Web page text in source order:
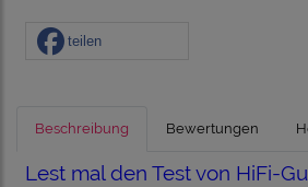
teilen
Beschreibung Bewertungen
Lest mal den Test von HiFi-